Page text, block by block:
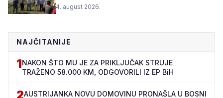
4. august 2026.
NAJČITANIJE
1NAKON ŠTO MU JE ZA PRIKLJUČAK STRUJE
TRAŽENO 58.000 KM, ODGOVORILI IZ EP BiH
2AUSTRIJANKA NOVU DOMOVINU PRONAŠLA U BOSNI